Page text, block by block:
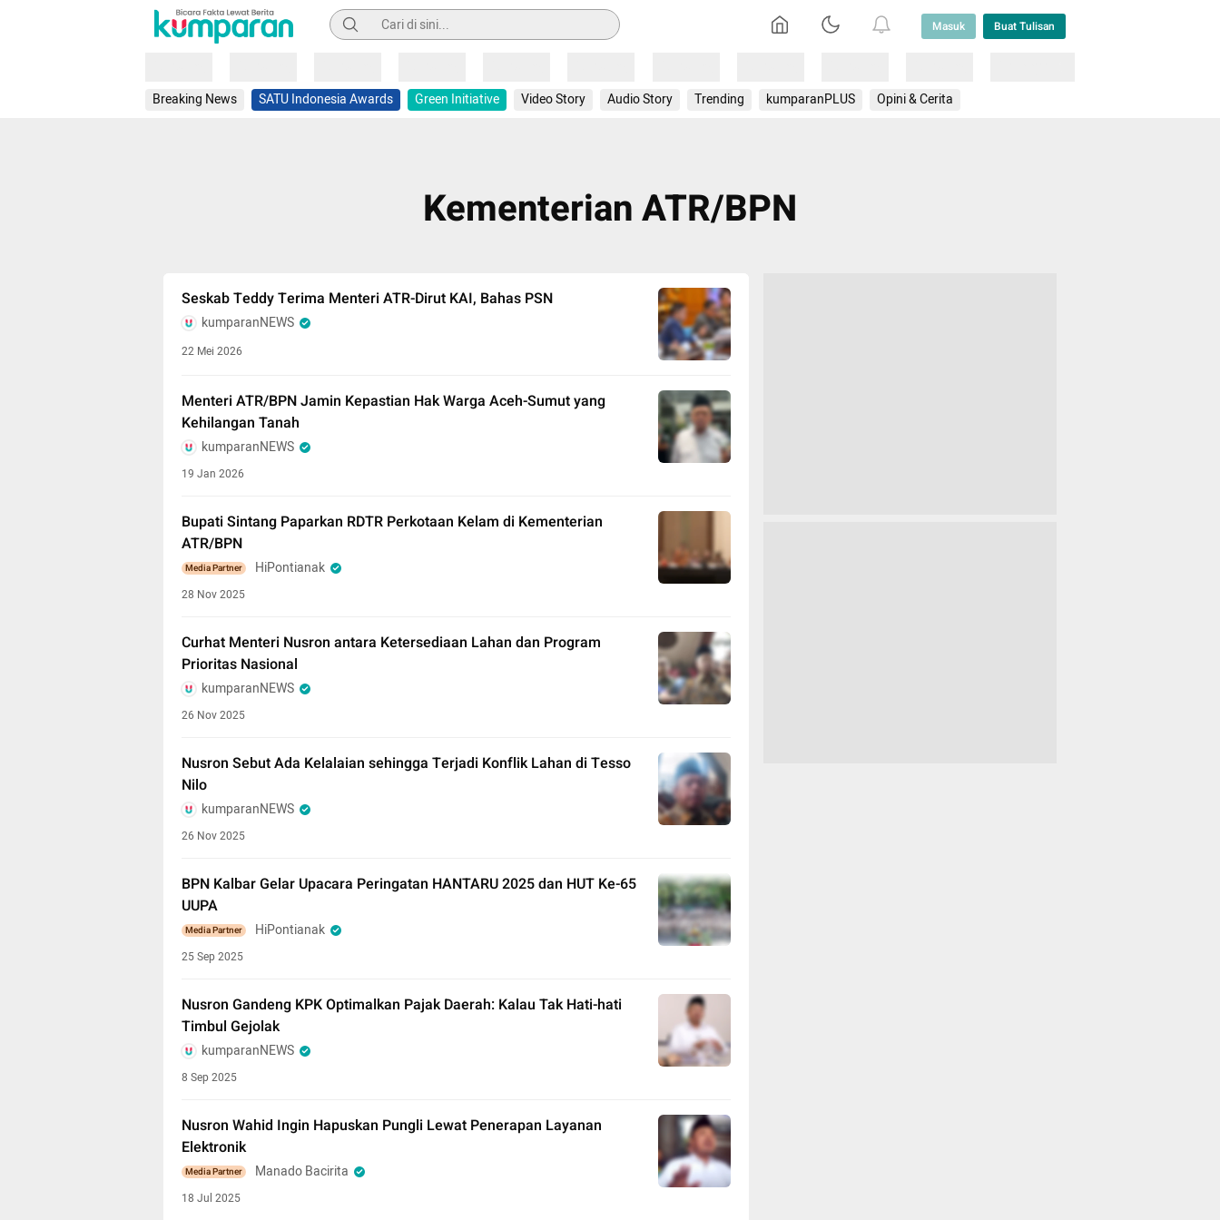
Pencarian Masuk Buat Tulisan
Breaking News SATU Indonesia Awards Green Initiative Video Story Audio Story Trending kumparanPLUS Opini & Cerita
Kementerian ATR/BPN
Seskab Teddy Terima Menteri ATR-Dirut KAI, Bahas PSN
kumparanNEWS
22 Mei 2026
Menteri ATR/BPN Jamin Kepastian Hak Warga Aceh-Sumut yang
Kehilangan Tanah
kumparanNEWS
19 Jan 2026
Bupati Sintang Paparkan RDTR Perkotaan Kelam di Kementerian
ATR/BPN
Media Partner HiPontianak
28 Nov 2025
Curhat Menteri Nusron antara Ketersediaan Lahan dan Program
Prioritas Nasional
kumparanNEWS
26 Nov 2025
Nusron Sebut Ada Kelalaian sehingga Terjadi Konflik Lahan di Tesso
Nilo
kumparanNEWS
26 Nov 2025
BPN Kalbar Gelar Upacara Peringatan HANTARU 2025 dan HUT Ke-65
UUPA
Media Partner HiPontianak
25 Sep 2025
Nusron Gandeng KPK Optimalkan Pajak Daerah: Kalau Tak Hati-hati
Timbul Gejolak
kumparanNEWS
8 Sep 2025
Nusron Wahid Ingin Hapuskan Pungli Lewat Penerapan Layanan
Elektronik
Media Partner Manado Bacirita
18 Jul 2025